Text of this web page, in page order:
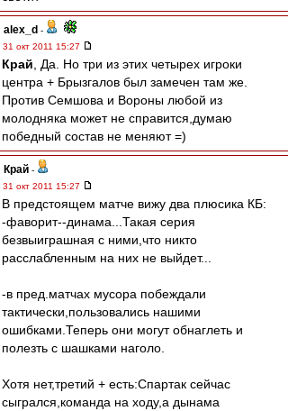
alex_d -
31 окт 2011 15:27
Край , Да. Но три из этих четырех игроки
центра + Брызгалов был замечен там же.
Против Семшова и Вороны любой из
молодняка может не справится,думаю
победный состав не меняют =)
Край -
31 окт 2011 15:27
В предстоящем матче вижу два плюсика КБ:
-фаворит--динама...Такая серия
безвыиграшная с ними,что никто
расслабленным на них не выйдет...
-в пред.матчах мусора побеждали
тактически,пользовались нашими
ошибками.Теперь они могут обнаглеть и
полезть с шашками наголо.
Хотя нет,третий + есть:Спартак сейчас
сыгрался,команда на ходу,а дынама